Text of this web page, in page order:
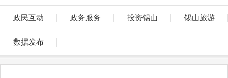
政民互动 政务服务 投资锡山 锡山旅游
数据发布